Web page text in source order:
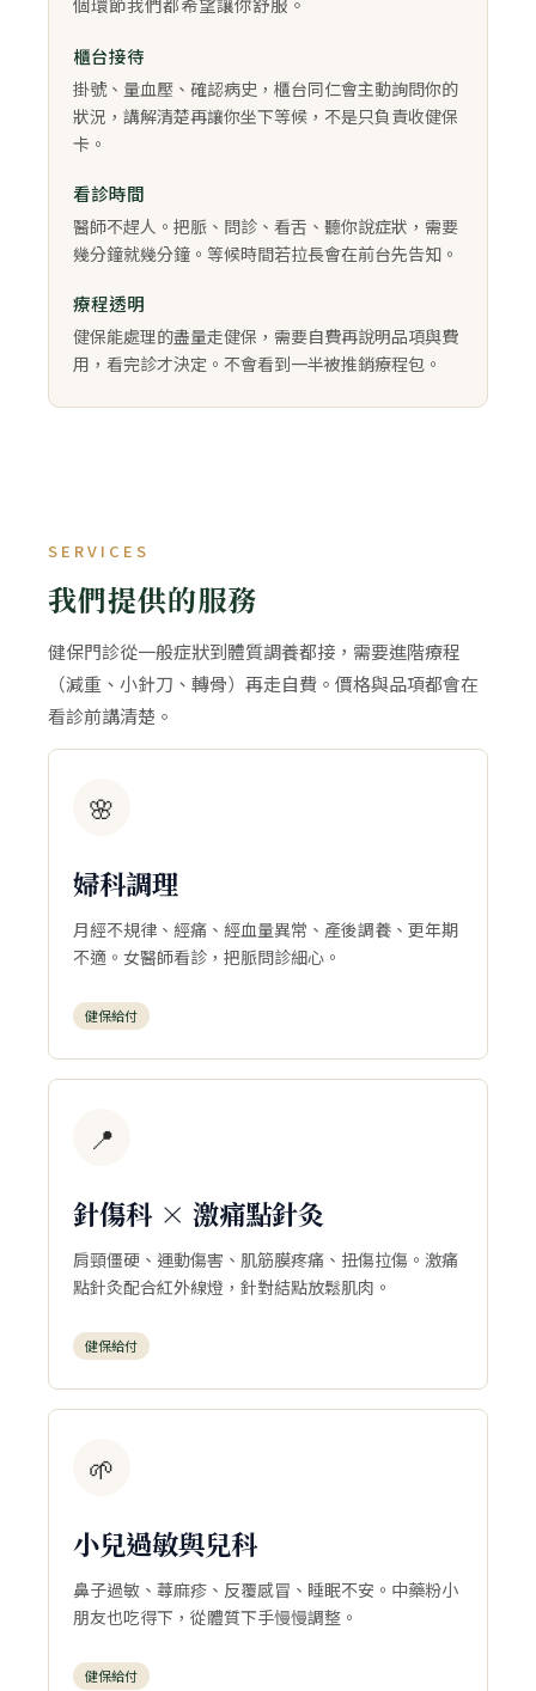
櫃台接待
掛號、量血壓、確認病史，櫃台同仁會主動詢問你的
狀況，講解清楚再讓你坐下等候，不是只負責收健保
卡。
看診時間
醫師不趕人。把脈、問診、看舌、聽你說症狀，需要
幾分鐘就幾分鐘。等候時間若拉長會在前台先告知。
療程透明
健保能處理的盡量走健保，需要自費再說明品項與費
用，看完診才決定。不會看到一半被推銷療程包。
SERVICES
我們提供的服務
健保門診從一般症狀到體質調養都接，需要進階療程
（減重、小針刀、轉骨）再走自費。價格與品項都會在
看診前講清楚。
🌸
婦科調理
月經不規律、經痛、經血量異常、產後調養、更年期
不適。女醫師看診，把脈問診細心。
健保給付
📍
針傷科 × 激痛點針灸
肩頸僵硬、運動傷害、肌筋膜疼痛、扭傷拉傷。激痛
點針灸配合紅外線燈，針對結點放鬆肌肉。
健保給付
🌱
小兒過敏與兒科
鼻子過敏、蕁麻疹、反覆感冒、睡眠不安。中藥粉小
朋友也吃得下，從體質下手慢慢調整。
健保給付